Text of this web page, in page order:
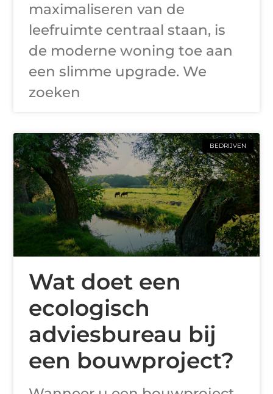
maximaliseren van de
leefruimte centraal staan, is
de moderne woning toe aan
een slimme upgrade. We
zoeken
BEDRIJVEN
Wat doet een
ecologisch
adviesbureau bij
een bouwproject?